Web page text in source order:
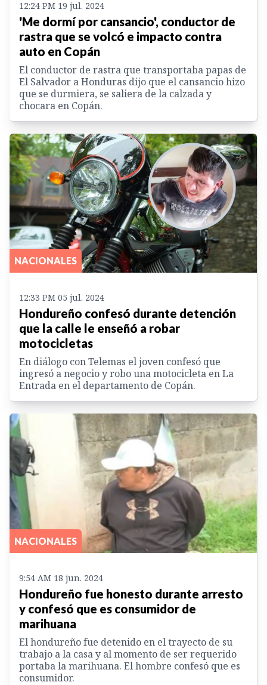
12:24 PM 19 jul. 2024
'Me dormí por cansancio', conductor de
rastra que se volcó e impacto contra
auto en Copán
El conductor de rastra que transportaba papas de
El Salvador a Honduras dijo que el cansancio hizo
que se durmiera, se saliera de la calzada y
chocara en Copán.
NACIONALES
12:33 PM 05 jul. 2024
Hondureño confesó durante detención
que la calle le enseñó a robar
motocicletas
En diálogo con Telemas el joven confesó que
ingresó a negocio y robo una motocicleta en La
Entrada en el departamento de Copán.
NACIONALES
9:54 AM 18 jun. 2024
Hondureño fue honesto durante arresto
y confesó que es consumidor de
marihuana
El hondureño fue detenido en el trayecto de su
trabajo a la casa y al momento de ser requerido
portaba la marihuana. El hombre confesó que es
consumidor.